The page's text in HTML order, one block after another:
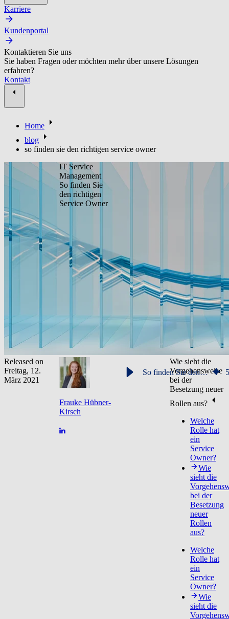
Karriere
Kundenportal
Kontaktieren Sie uns
Sie haben Fragen oder möchten mehr über unsere Lösungen
erfahren?
Kontakt
Home
blog
so finden sie den richtigen service owner
IT Service
Management
So finden Sie
den richtigen
Service Owner
Released on
Freitag, 12.
März 2021
Frauke Hübner-
Kirsch
So finden Sie den richtigen Service Owner 5
Wie sieht die
Vorgehensweise
bei der
Besetzung neuer
Rollen aus?
Welche
Rolle hat
ein
Service
Owner?
Wie
sieht die
bei der
Besetzung
neuer
Rollen
aus?
Welche
Rolle hat
ein
Service
Owner?
Wie
sieht die